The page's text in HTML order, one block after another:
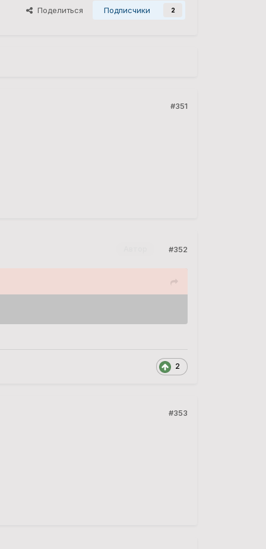
Поделиться Подписчики 2
#351
#352
2
#353